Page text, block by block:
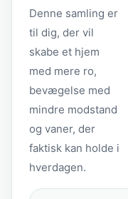
Denne samling er
til dig, der vil
skabe et hjem
med mere ro,
bevægelse med
mindre modstand
og vaner, der
faktisk kan holde i
hverdagen.